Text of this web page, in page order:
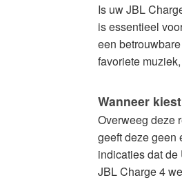
Is uw JBL
is essentieel
een
favoriete
Wanneer
Overweeg deze
geeft deze geen
indicaties dat
JBL Charge 4